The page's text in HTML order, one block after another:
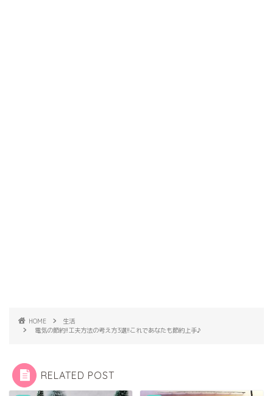
HOME
生活
電気の節約!!工夫方法の考え方3選!!これであなたも節約上手♪
RELATED POST